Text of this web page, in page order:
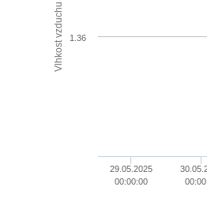
Vlhkost vzduchu
29.05.2025
00:00:00
1.36